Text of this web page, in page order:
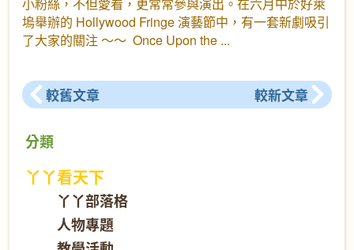
塢舉辦的 Hollywood Fringe 演藝節中，有一套新劇吸引
了大家的關注 ～～ Once Upon the
較舊文章 較新文章
分類
丫丫看天下
丫丫部落格
人物專題